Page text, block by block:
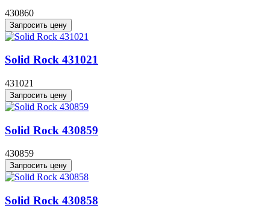
430860
Запросить цену
Solid Rock 431021
431021
Запросить цену
Solid Rock 430859
430859
Запросить цену
Solid Rock 430858